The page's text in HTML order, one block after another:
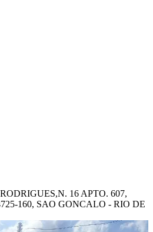
16 APTO. 607,
160, SAO GONCALO - RIO DE